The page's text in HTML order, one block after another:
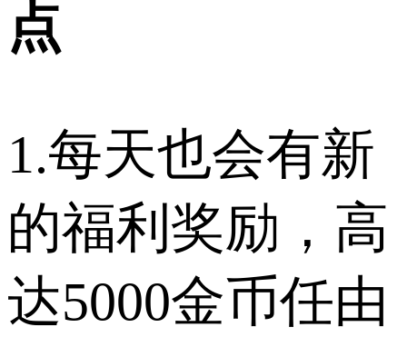
点
1.每天也会有新
的福利奖励，高
达5000金币任由